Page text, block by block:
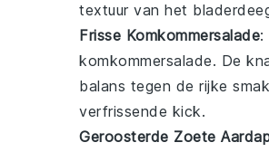
textuur van het
Frisse Komkommersalade:
komkommersalade. De
balans tegen de rijke
verfrissende kick.
Geroosterde Zoete